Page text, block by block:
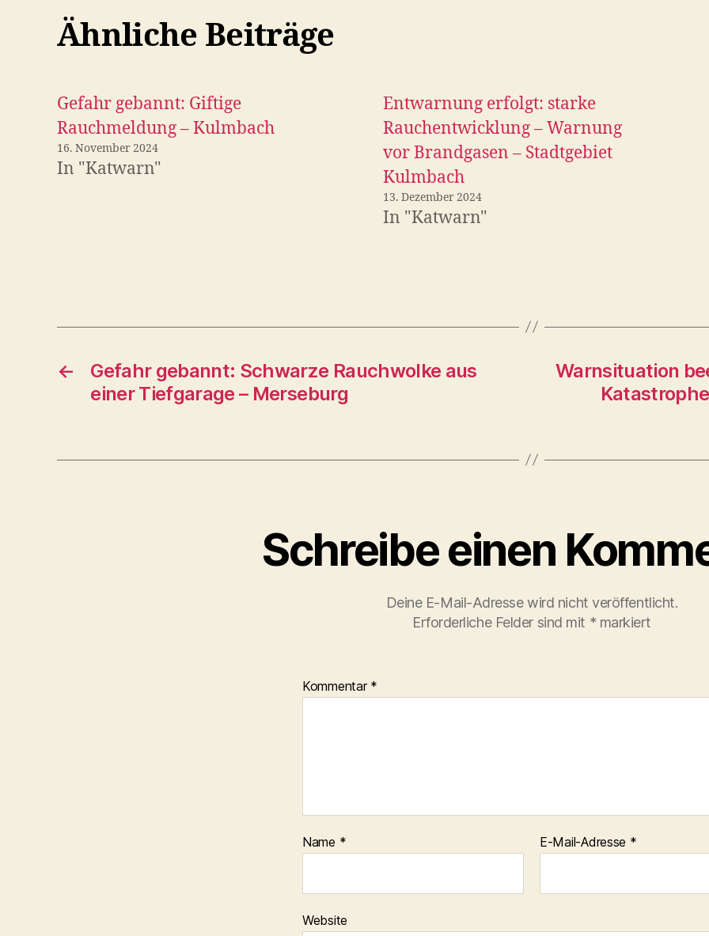
Ähnliche Beiträge
Gefahr gebannt: Giftige
Rauchmeldung – Kulmbach
16. November 2024
In "Katwarn"
Entwarnung erfolgt: starke
Rauchentwicklung – Warnung
vor Brandgasen – Stadtgebiet
Kulmbach
13. Dezember 2024
In "Katwarn"
←
Gefahr gebannt: Schwarze Rauchwolke aus
einer Tiefgarage – Merseburg
Warnsituation
Schreibe einen
Deine E-Mail-Adresse wird nicht veröffentlicht.
Erforderliche Felder sind mit * markiert
Kommentar *
Name * E-Mail-Adresse *
Website